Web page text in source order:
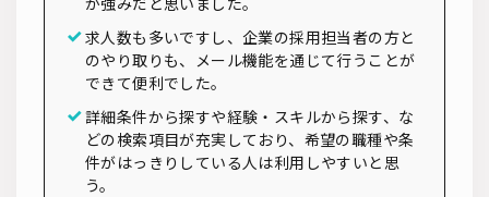
が強みだと思いました。
求人数も多いですし、企業の採用担当者の方と
のやり取りも、メール機能を通じて行うことが
できて便利でした。
詳細条件から探すや経験・スキルから探す、な
どの検索項目が充実しており、希望の職種や条
件がはっきりしている人は利用しやすいと思
う。